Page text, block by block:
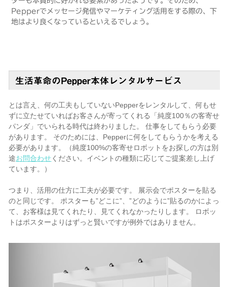
Pepperでメッセージ発信やマーケティング活用をする際の、下
地はより良くなっているといえるでしょう。
生活革命のPepper本体レンタルサービス
とは言え、何の工夫もしていないPepperをレンタルして、何もせ
ずに立たせていればお客さんが寄ってくれる「純度100％の客寄せ
パンダ」でいられる時代は終わりました。 仕事をしてもらう必要
があります。 そのためには、Pepperに何をしてもらうかを考える
必要があります。（純度100%の客寄せロボットをお探しの方は別
途お問合わせください。イベントの種類に応じてご提案差し上げ
ています。）
つまり、活用の仕方に工夫が必要です。 展示会でポスターを貼る
のと同じです。 ポスターも”どこに”、”どのように”貼るのかによっ
て、お客様は見てくれたり、見てくれなかったりします。 ロボッ
トはポスターよりはずっと賢いですが例外ではありません。